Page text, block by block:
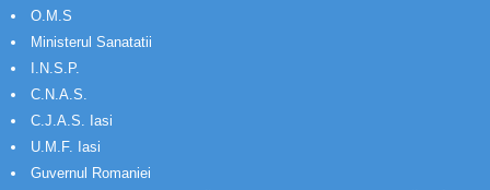
O.M.S
Ministerul Sanatatii
I.N.S.P.
C.N.A.S.
C.J.A.S. Iasi
U.M.F. Iasi
Guvernul Romaniei